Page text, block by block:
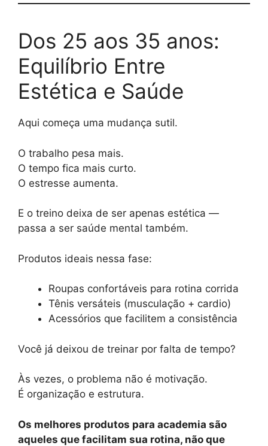
Dos 25 aos 35 anos:
Equilíbrio Entre
Estética e Saúde
Aqui começa uma mudança sutil.
O trabalho pesa mais.
O tempo fica mais curto.
O estresse aumenta.
E o treino deixa de ser apenas estética —
passa a ser saúde mental também.
Produtos ideais nessa fase:
Roupas confortáveis para rotina corrida
Tênis versáteis (musculação + cardio)
Acessórios que facilitem a consistência
Você já deixou de treinar por falta de tempo?
Às vezes, o problema não é motivação.
É organização e estrutura.
Os melhores produtos para academia são
aqueles que facilitam sua rotina, não que